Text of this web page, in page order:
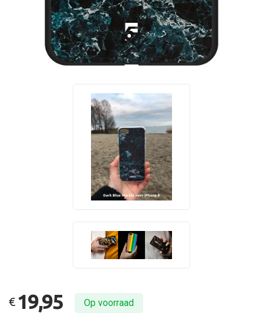
€ 19,95 Op voorraad